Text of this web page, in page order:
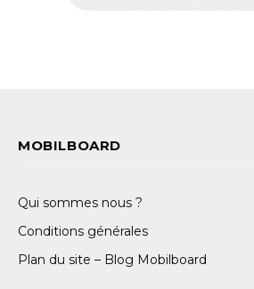
MOBILBOARD
Qui sommes nous ?
Conditions générales
Plan du site – Blog Mobilboard